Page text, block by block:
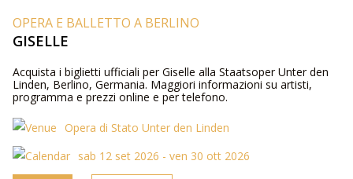
OPERA E BALLETTO A BERLINO
GISELLE
Acquista i biglietti ufficiali per Giselle alla Staatsoper Unter den
Linden, Berlino, Germania. Maggiori informazioni su artisti,
programma e prezzi online e per telefono.
Opera di Stato Unter den Linden
sab 12 set 2026 - ven 30 ott 2026